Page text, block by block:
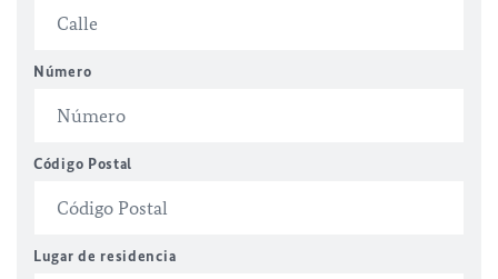
Número
Código Postal
Lugar de residencia